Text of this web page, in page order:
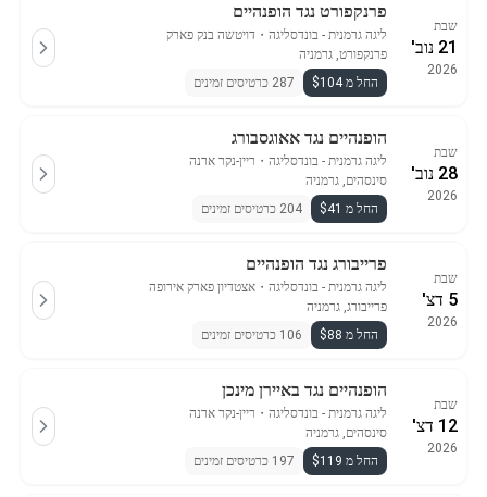
שבת
21 נוב'
2026
פרנקפורט נגד הופנהיים
ליגה גרמנית - בונדסליגה ・ דויטשה בנק פארק
פרנקפורט, גרמניה
החל מ $104
287 כרטיסים זמינים
שבת
28 נוב'
2026
הופנהיים נגד אאוגסבורג
ליגה גרמנית - בונדסליגה ・ ריין-נקר ארנה
סינסהים, גרמניה
החל מ $41
204 כרטיסים זמינים
שבת
5 דצ'
2026
פרייבורג נגד הופנהיים
ליגה גרמנית - בונדסליגה ・ אצטדיון פארק אירופה
פרייבורג, גרמניה
החל מ $88
106 כרטיסים זמינים
שבת
12 דצ'
2026
הופנהיים נגד באיירן מינכן
ליגה גרמנית - בונדסליגה ・ ריין-נקר ארנה
סינסהים, גרמניה
החל מ $119
197 כרטיסים זמינים